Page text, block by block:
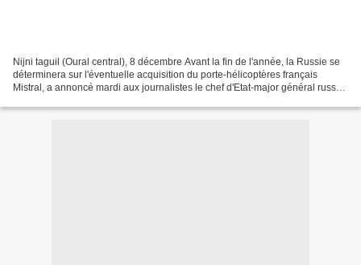
Nijni taguil (Oural central), 8 décembre Avant la fin de l'année, la Russie se
déterminera sur l'éventuelle acquisition du porte-hélicoptères français
Mistral, a annoncé mardi aux journalistes le chef d'Etat-major général russe